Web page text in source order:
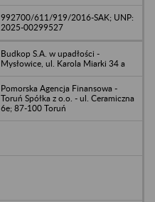
992700/611/919/2016-SAK; UNP:
2025-00299527
Budkop S.A. w upadłości -
Mysłowice, ul. Karola Miarki 34 a
Pomorska Agencja Finansowa -
Toruń Spółka z o.o. - ul. Ceramiczna
6e; 87-100 Toruń